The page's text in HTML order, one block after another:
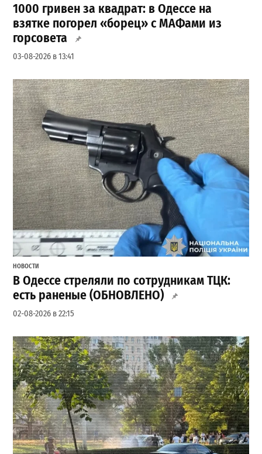
1000 гривен за квадрат: в Одессе на
взятке погорел «борец» с МАФами из
горсовета
03-08-2026 в 13:41
НОВОСТИ
В Одессе стреляли по сотрудникам ТЦК:
есть раненые (ОБНОВЛЕНО)
02-08-2026 в 22:15